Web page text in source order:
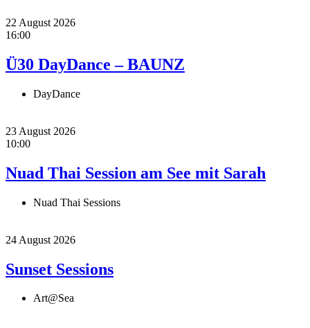
22 August 2026
16:00
Ü30 DayDance – BAUNZ
DayDance
23 August 2026
10:00
Nuad Thai Session am See mit Sarah
Nuad Thai Sessions
24 August 2026
Sunset Sessions
Art@Sea